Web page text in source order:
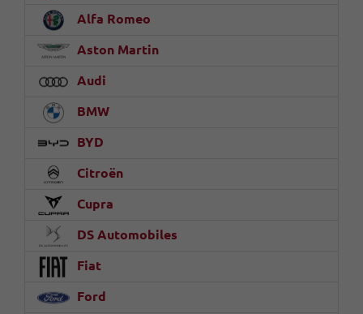
Alfa Romeo
Aston Martin
Audi
BMW
BYD
Citroën
Cupra
DS Automobiles
Fiat
Ford